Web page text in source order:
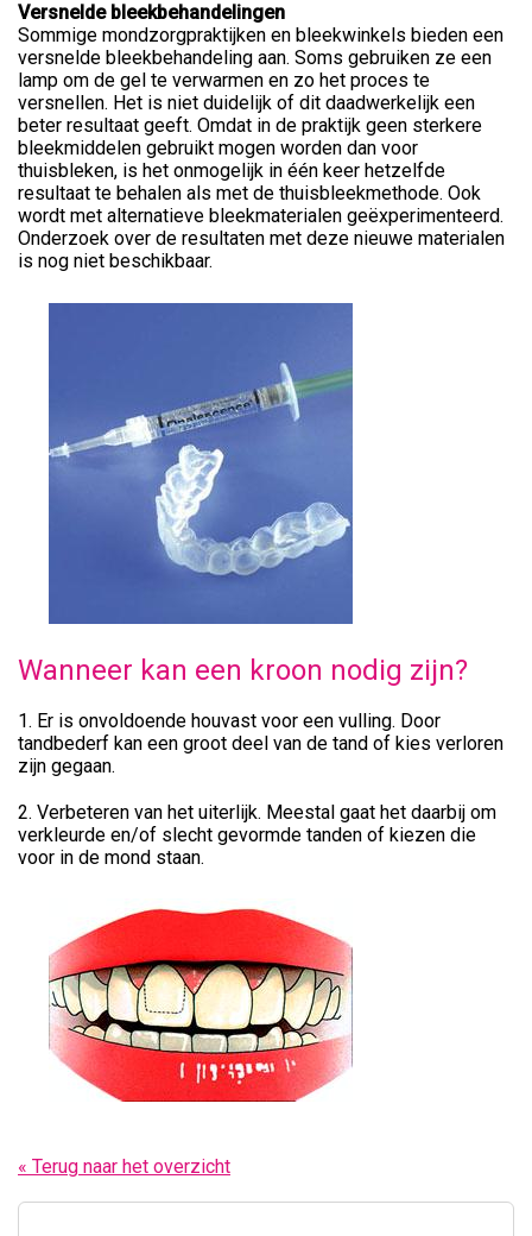
Versnelde bleekbehandelingen
Sommige mondzorgpraktijken en bleekwinkels bieden een
versnelde bleekbehandeling aan. Soms gebruiken ze een
lamp om de gel te verwarmen en zo het proces te
versnellen. Het is niet duidelijk of dit daadwerkelijk een
beter resultaat geeft. Omdat in de praktijk geen sterkere
bleekmiddelen gebruikt mogen worden dan voor
thuisbleken, is het onmogelijk in één keer hetzelfde
resultaat te behalen als met de thuisbleekmethode. Ook
wordt met alternatieve bleekmaterialen geëxperimenteerd.
Onderzoek over de resultaten met deze nieuwe materialen
is nog niet beschikbaar.
Wanneer kan een kroon nodig zijn?
1. Er is onvoldoende houvast voor een vulling. Door
tandbederf kan een groot deel van de tand of kies verloren
zijn gegaan.
2. Verbeteren van het uiterlijk. Meestal gaat het daarbij om
verkleurde en/of slecht gevormde tanden of kiezen die
voor in de mond staan.
« Terug naar het overzicht